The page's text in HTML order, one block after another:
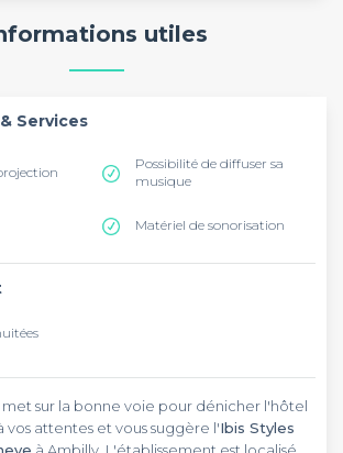
utiles
Services
Possibilité de diffuser sa
musique
Matériel de sonorisation
met sur la bonne voie pour dénicher l'hôtel
vos attentes et vous suggère l'Ibis Styles
à Ambilly. L'établissement est localisé